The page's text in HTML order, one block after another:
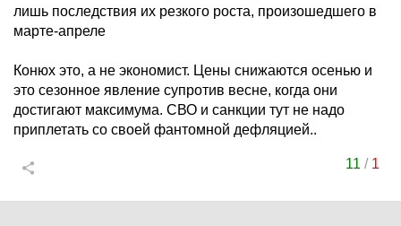
лишь последствия их резкого роста, произошедшего в
марте-апреле
Конюх это, а не экономист. Цены снижаются осенью и
это сезонное явление супротив весне, когда они
достигают максимума. СВО и санкции тут не надо
приплетать со своей фантомной дефляцией..
11 / 1